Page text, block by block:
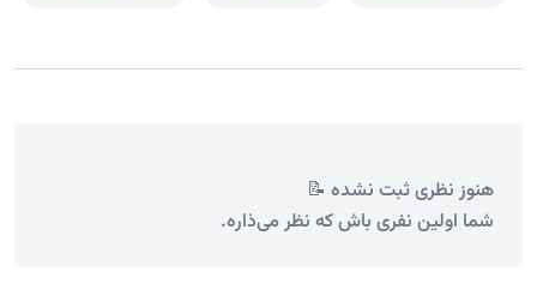
هنوز نظری ثبت نشده 📝
شما اولین نفری باش که نظر می‌ذاره.